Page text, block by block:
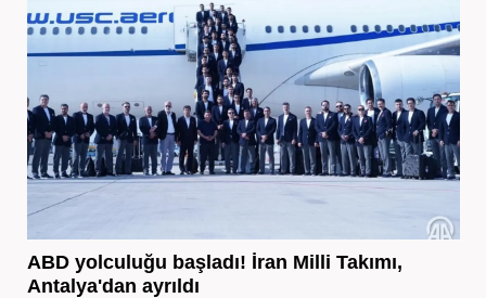
ABD yolculuğu başladı! İran Milli Takımı,
Antalya'dan ayrıldı